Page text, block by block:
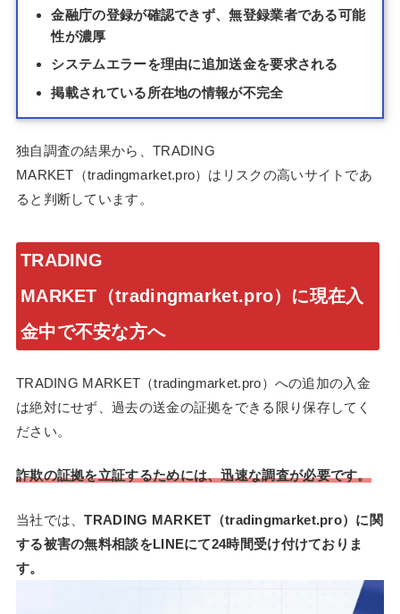
金融庁の登録が確認できず、無登録業者である可能
性が濃厚
システムエラーを理由に追加送金を要求される
掲載されている所在地の情報が不完全
独自調査の結果から、TRADING
MARKET（tradingmarket.pro）はリスクの高いサイトであ
ると判断しています。
TRADING
MARKET（tradingmarket.pro）に現在入
金中で不安な方へ
TRADING MARKET（tradingmarket.pro）への追加の入金
は絶対にせず、過去の送金の証拠をできる限り保存してく
ださい。
詐欺の証拠を立証するためには、迅速な調査が必要です。
当社では、TRADING MARKET（tradingmarket.pro）に関
する被害の無料相談をLINEにて24時間受け付けておりま
す。